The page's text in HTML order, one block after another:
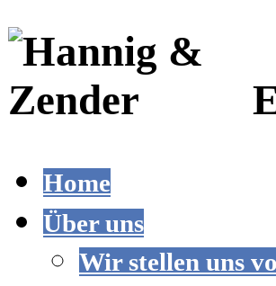
Home
Über uns
Wir stellen uns